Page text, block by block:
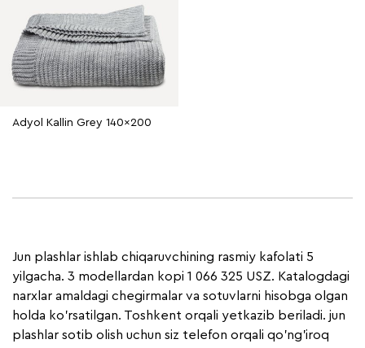
Adyol Kallin Grey 140x200
Jun plashlar ishlab chiqaruvchining rasmiy kafolati 5
yilgacha. 3 modellardan kopi 1 066 325 USZ. Katalogdagi
narxlar amaldagi chegirmalar va sotuvlarni hisobga olgan
holda ko'rsatilgan. Toshkent orqali yetkazib beriladi. jun
plashlar sotib olish uchun siz telefon orqali qo'ng'iroq